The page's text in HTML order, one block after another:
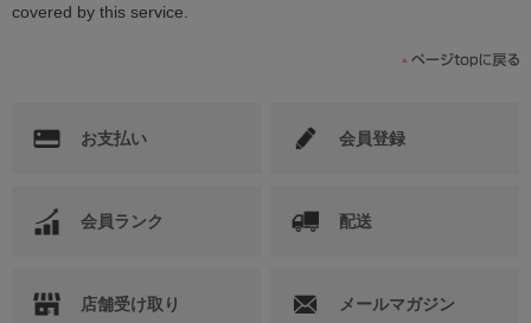
covered by this service.
お支払い 会員登録
会員ランク 配送
店舗受け取り メールマガジン